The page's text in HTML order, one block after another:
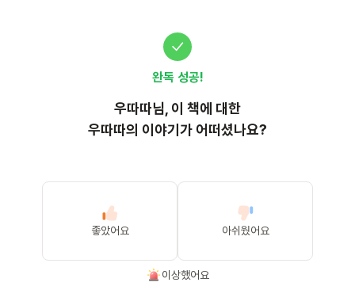
완독 성공!
우따따님, 이 책에 대한
우따따의 이야기가 어떠셨나요?
좋았어요 아쉬웠어요
이상했어요